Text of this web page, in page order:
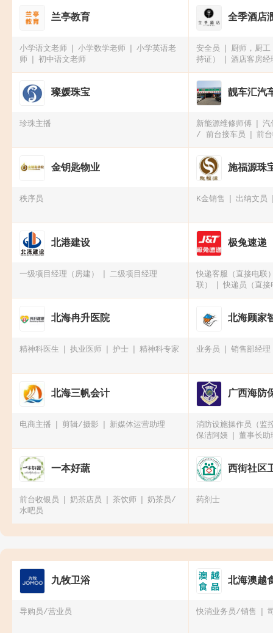
兰亭教育
小学语文老师 小学数学老师
小学英语老
师
初中语文老师
全季酒店
安全员
厨师，厨工
持证）
酒店客房
璨媛珠宝
珍珠主播
靓车汇汽
新能源维修师傅
汽
/ 前台接车员
前
金钥匙物业
秩序员
施福源珠
K金销售 出纳文员
北港建设
一级项目经理（房建） 二级项目经理
极兔速递
快递客服（直接电联
联）
快递员（直接
电联）
北海冉升医院
精神科医生 执业医师 护士 精神科专家
北海顾家
业务员 销售部经理
北海三帆会计
电商主播 剪辑/摄影 新媒体运营助理
广西海防
消防设施操作员（
保洁阿姨
董事长助
一本好蔬
前台收银员 奶茶店员 茶饮师
奶茶员/
水吧员
西街社区
药剂士
九牧卫浴
导购员/营业员
北海澳越
快消业务员/销售